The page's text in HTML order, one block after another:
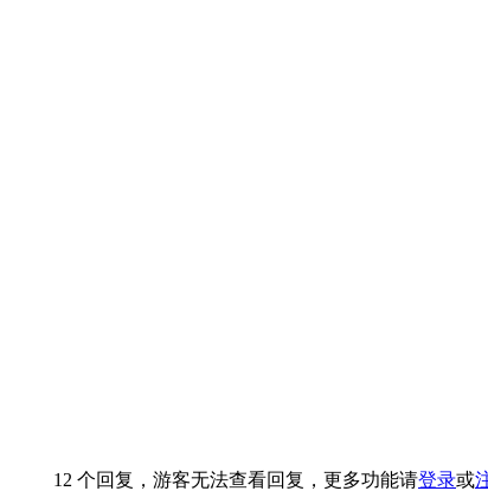
12 个回复，游客无法查看回复，更多功能请登录或